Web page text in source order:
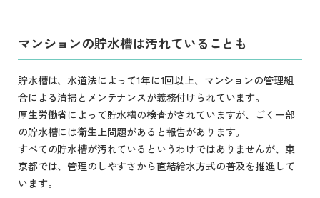
マンションの貯水槽は汚れていることも
貯水槽は、水道法によって1年に1回以上、マンションの管理組
合による清掃とメンテナンスが義務付けられています。
厚生労働省によって貯水槽の検査がされていますが、ごく一部
の貯水槽には衛生上問題があると報告があります。
すべての貯水槽が汚れているというわけではありませんが、東
京都では、管理のしやすさから直結給水方式の普及を推進して
います。